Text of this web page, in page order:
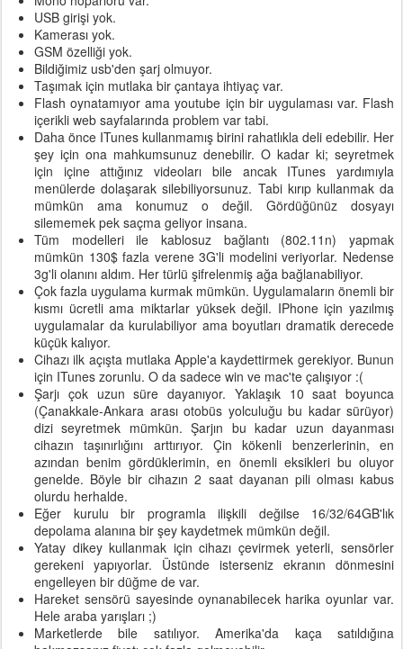
USB girişi yok.
Kamerası yok.
GSM özelliği yok.
Bildiğimiz usb'den şarj olmuyor.
Taşımak için mutlaka bir çantaya ihtiyaç var.
Flash oynatamıyor ama youtube için bir uygulaması var. Flash
içerikli web sayfalarında problem var tabi.
Daha önce ITunes kullanmamış birini rahatlıkla deli edebilir. Her
şey için ona mahkumsunuz denebilir. O kadar ki; seyretmek
için içine attığınız videoları bile ancak ITunes yardımıyla
menülerde dolaşarak silebiliyorsunuz. Tabi kırıp kullanmak da
mümkün ama konumuz o değil. Gördüğünüz dosyayı
silememek pek saçma geliyor insana.
Tüm modelleri ile kablosuz bağlantı (802.11n) yapmak
mümkün 130$ fazla verene 3G'li modelini veriyorlar. Nedense
3g'li olanını aldım. Her türlü şifrelenmiş ağa bağlanabiliyor.
Çok fazla uygulama kurmak mümkün. Uygulamaların önemli bir
kısmı ücretli ama miktarlar yüksek değil. IPhone için yazılmış
uygulamalar da kurulabiliyor ama boyutları dramatik derecede
küçük kalıyor.
Cihazı ilk açışta mutlaka Apple'a kaydettirmek gerekiyor. Bunun
için ITunes zorunlu. O da sadece win ve mac'te çalışıyor :(
Şarjı çok uzun süre dayanıyor. Yaklaşık 10 saat boyunca
(Çanakkale-Ankara arası otobüs yolculuğu bu kadar sürüyor)
dizi seyretmek mümkün. Şarjın bu kadar uzun dayanması
cihazın taşınırlığını arttırıyor. Çin kökenli benzerlerinin, en
azından benim gördüklerimin, en önemli eksikleri bu oluyor
genelde. Böyle bir cihazın 2 saat dayanan pili olması kabus
olurdu herhalde.
Eğer kurulu bir programla ilişkili değilse 16/32/64GB'lık
depolama alanına bir şey kaydetmek mümkün değil.
Yatay dikey kullanmak için cihazı çevirmek yeterli, sensörler
gerekeni yapıyorlar. Üstünde isterseniz ekranın dönmesini
engelleyen bir düğme de var.
Hareket sensörü sayesinde oynanabilecek harika oyunlar var.
Hele araba yarışları ;)
Marketlerde bile satılıyor. Amerika'da kaça satıldığına